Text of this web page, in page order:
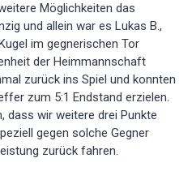
Möglichkeiten das
und allein war es Lukas B.,
im gegnerischen Tor
der Heimmannschaft
zurück ins Spiel und konnten
zum 5:1 Endstand erzielen.
dass wir weitere drei Punkte
gegen solche Gegner
zurück fahren.